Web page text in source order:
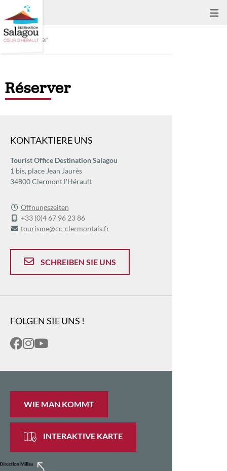
Réserver
Réserver
KONTAKTIERE UNS
Tourist Office Destination Salagou
1 bis, place Jean Jaurès
34800 Clermont l'Hérault
Öffnungszeiten
+33 (0)4 67 96 23 86
tourisme@cc-clermontais.fr
SCHREIBEN SIE UNS
FOLGEN SIE UNS !
WIE MAN KOMMT
INTERAKTIVE KARTE